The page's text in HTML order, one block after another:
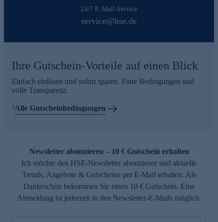
24/7 E-Mail-Service
service@hse.de
Ihre Gutschein-Vorteile auf einen Blick
Einfach einlösen und sofort sparen. Faire Bedingungen und
volle Transparenz.
1 Alle Gutscheinbedingungen
Newsletter abonnieren – 10 € Gutschein erhalten
Ich möchte den HSE-Newsletter abonnieren und aktuelle
Trends, Angebote & Gutscheine per E-Mail erhalten. Als
Dankeschön bekommen Sie einen 10 € Gutschein. Eine
Abmeldung ist jederzeit in den Newsletter-E-Mails möglich.